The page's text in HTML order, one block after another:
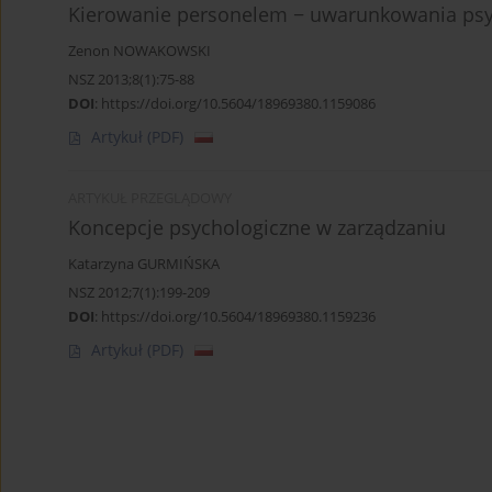
Kierowanie personelem − uwarunkowania
Zenon NOWAKOWSKI
NSZ 2013;8(1):75-88
DOI: https://doi.org/10.5604/18969380.1159086
Artykuł (PDF)
Koncepcje psychologiczne w zarządzaniu
Katarzyna GURMIŃSKA
NSZ 2012;7(1):199-209
DOI: https://doi.org/10.5604/18969380.1159236
Artykuł (PDF)